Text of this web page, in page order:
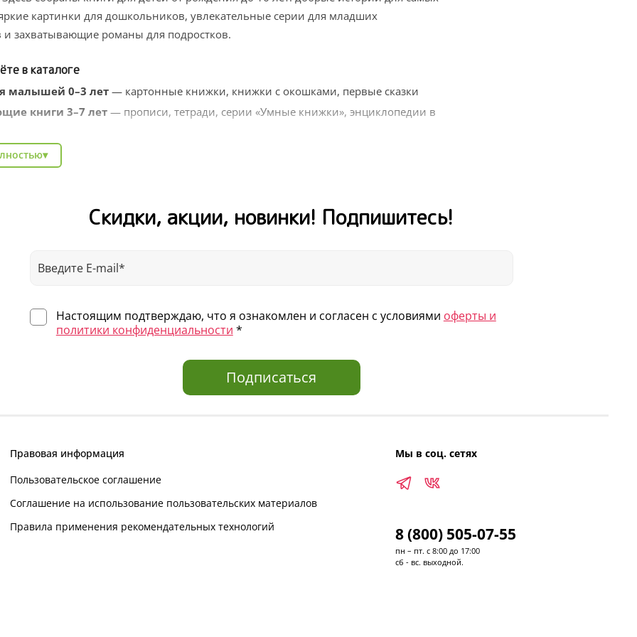
картинки для дошкольников, увлекательные серии для младших
захватывающие романы для подростков.
в каталоге
малышей 0–3 лет— картонные книжки, книжки с окошками, первые сказки
книги 3–7 лет— прописи, тетради, серии «Умные книжки», энциклопедии в
серии
энциклопедии
по всей России.
▾
Скидки, акции, новинки! Подпишитесь!
Настоящим подтверждаю, что я ознакомлен и согласен с условиями оферты и
политики конфиденциальности *
Подписаться
Правовая информация
Пользовательское соглашение
Соглашение на использование пользовательских материалов
Правила применения рекомендательных технологий
Мы в соц. сетях
8 (800) 505-07-55
пн – пт. с 8:00 до 17:00
сб - вс. выходной.